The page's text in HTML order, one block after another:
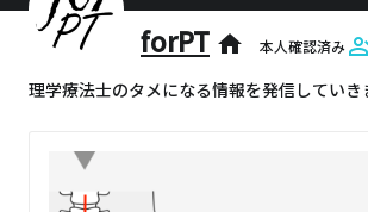
forPT home 本人確認済み
理学療法士のタメになる情報を発信していき